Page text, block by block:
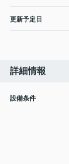
更新予定日
詳細情報
設備条件